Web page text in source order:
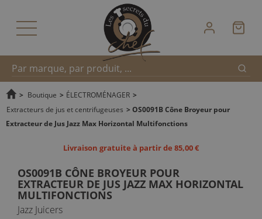
Recherche
> Boutique > ÉLECTROMÉNAGER >
Extracteurs de jus et centrifugeuses > OS0091B Cône Broyeur pour
Extracteur de Jus Jazz Max Horizontal Multifonctions
Livraison gratuite à partir de 85,00 €
OS0091B CÔNE BROYEUR POUR
EXTRACTEUR DE JUS JAZZ MAX HORIZONTAL
MULTIFONCTIONS
Jazz Juicers